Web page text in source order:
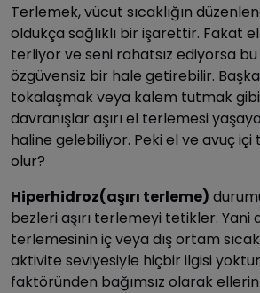
Terlemek, vücut sıcaklığın
oldukça sağlıklı bir işarettir. Fakat
terliyor ve seni rahatsız ediyorsa
özgüvensiz bir hale getirebilir.
tokalaşmak veya kalem tutmak
davranışlar aşırı el terlemesi
haline gelebiliyor. Peki el ve avuç
olur?
Hiperhidroz(aşırı terleme)
bezleri aşırı terlemeyi tetikler. Yani
terlemesinin iç veya dış ortam
aktivite seviyesiyle hiçbir ilgisi yoktur.
faktöründen bağımsız olarak